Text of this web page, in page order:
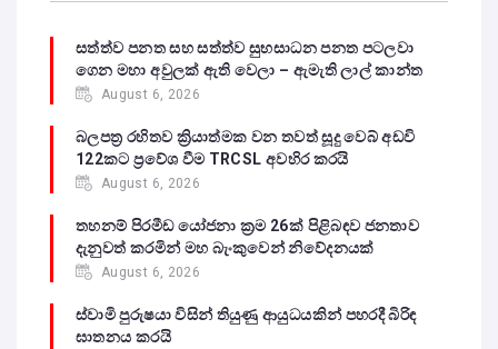
සත්ත්ව පනත සහ සත්ත්ව සුභසාධන පනත පටලවා
ගෙන මහා අවුලක් ඇති වෙලා – ඇමැති ලාල් කාන්ත
August 6, 2026
බලපත්‍ර රහිතව ක්‍රියාත්මක වන තවත් සූදු වෙබ් අඩවි
122කට ප්‍රවේශ වීම TRCSL අවහිර කරයි
August 6, 2026
තහනම් පිරමීඩ යෝජනා ක්‍රම 26ක් පිළිබඳව ජනතාව
දැනුවත් කරමින් මහ බැංකුවෙන් නිවේදනයක්
August 6, 2026
ස්වාමි පුරුෂයා විසින් තියුණු ආයුධයකින් පහරදී බිරිඳ
ඝාතනය කරයි